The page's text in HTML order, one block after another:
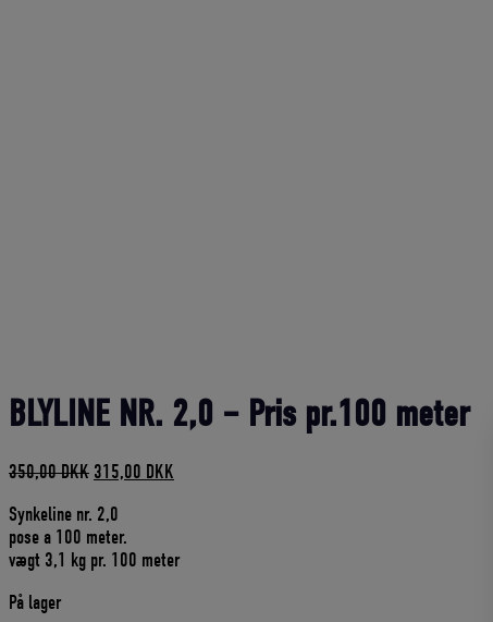
BLYLINE NR. 2,0 – Pris pr.100 meter
350,00DKK Den
pris
var:
350,00 DKK.
315,00 DKK
315,00 DKK.
Synkeline nr. 2,0
pose a 100 meter.
vægt 3,1 kg pr. 100 meter
På lager